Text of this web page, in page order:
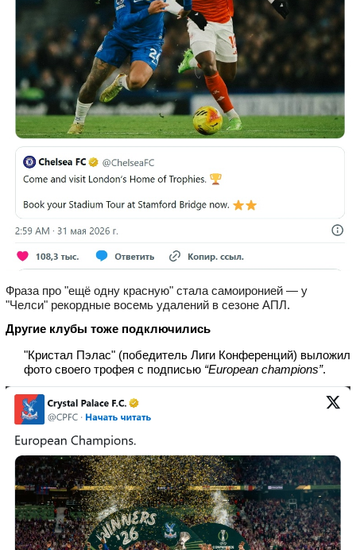
Фраза про "ещё одну красную" стала самоиронией — у
"Челси" рекордные восемь удалений в сезоне АПЛ.
Другие клубы тоже подключились
"Кристал Пэлас" (победитель Лиги Конференций) выложил
фото своего трофея с подписью “European champions”.